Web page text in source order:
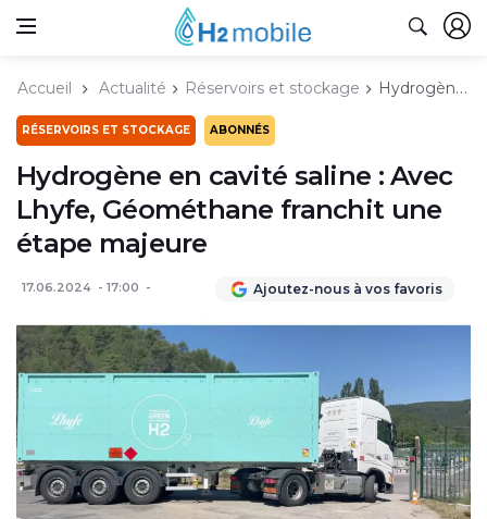
Accueil Actualité Réservoirs et stockage Hydrogène en cavité saline : Avec Lhyfe, Géométhane franchit une étape majeure
RÉSERVOIRS ET STOCKAGE ABONNÉS
Hydrogène en cavité saline : Avec
Lhyfe, Géométhane franchit une
étape majeure
17.06.2024 17:00 Ajoutez-nous à vos favoris